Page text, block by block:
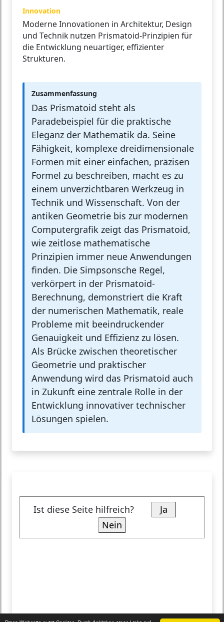
Innovation
Moderne Innovationen in Architektur, Design
und Technik nutzen Prismatoid-Prinzipien für
die Entwicklung neuartiger, effizienter
Strukturen.
Zusammenfassung
Das Prismatoid steht als
Paradebeispiel für die praktische
Eleganz der Mathematik da. Seine
Fähigkeit, komplexe dreidimensionale
Formen mit einer einfachen, präzisen
Formel zu beschreiben, macht es zu
einem unverzichtbaren Werkzeug in
Technik und Wissenschaft. Von der
antiken Geometrie bis zur modernen
Computergrafik zeigt das Prismatoid,
wie zeitlose mathematische
Prinzipien immer neue Anwendungen
finden. Die Simpsonsche Regel,
verkörpert in der Prismatoid-
Berechnung, demonstriert die Kraft
der numerischen Mathematik, reale
Probleme mit beeindruckender
Genauigkeit und Effizienz zu lösen.
Als Brücke zwischen theoretischer
Geometrie und praktischer
Anwendung wird das Prismatoid auch
in Zukunft eine zentrale Rolle in der
Entwicklung innovativer technischer
Lösungen spielen.
Ist diese Seite hilfreich?
Ja
Nein